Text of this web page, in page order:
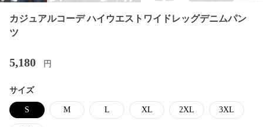
カジュアルコーデ ハイウエストワイドレッグデニムパン
ツ
5,180 円
サイズ
S M L XL 2XL 3XL